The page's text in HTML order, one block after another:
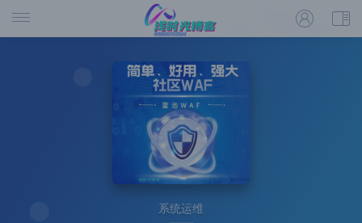
系统运维